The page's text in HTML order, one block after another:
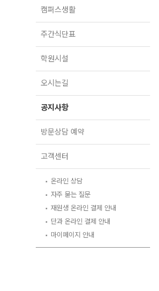
주간식단표
학원시설
오시는길
공지사항
방문상담 예약
고객센터
온라인 상담
자주 묻는 질문
마이페이지 안내
캠퍼스생활
주간식단표
학원시설
오시는길
공지사항
방문상담 예약
고객센터
온라인 상담
자주 묻는 질문
재원생 온라인 결제 안내
단과 온라인 결제 안내
마이페이지 안내